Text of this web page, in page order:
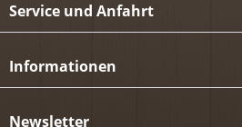
Service und Anfahrt
Informationen
Newsletter